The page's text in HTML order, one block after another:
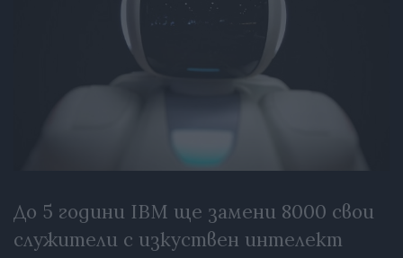
До 5 години IBM ще замени 8000 свои
служители с изкуствен интелект